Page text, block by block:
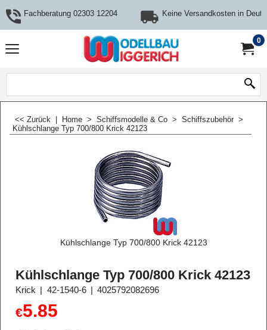
Fachberatung 02303 12204 Keine Versandkosten in
0
<< Zurück Home > Schiffsmodelle & Co > Schiffszubehör >
Kühlschlange Typ 700/800 Krick 42123
Kühlschlange Typ 700/800 Krick 42123
Kühlschlange Typ 700/800 Krick 42123
Krick 42-1540-6 4025792082696
€5.85